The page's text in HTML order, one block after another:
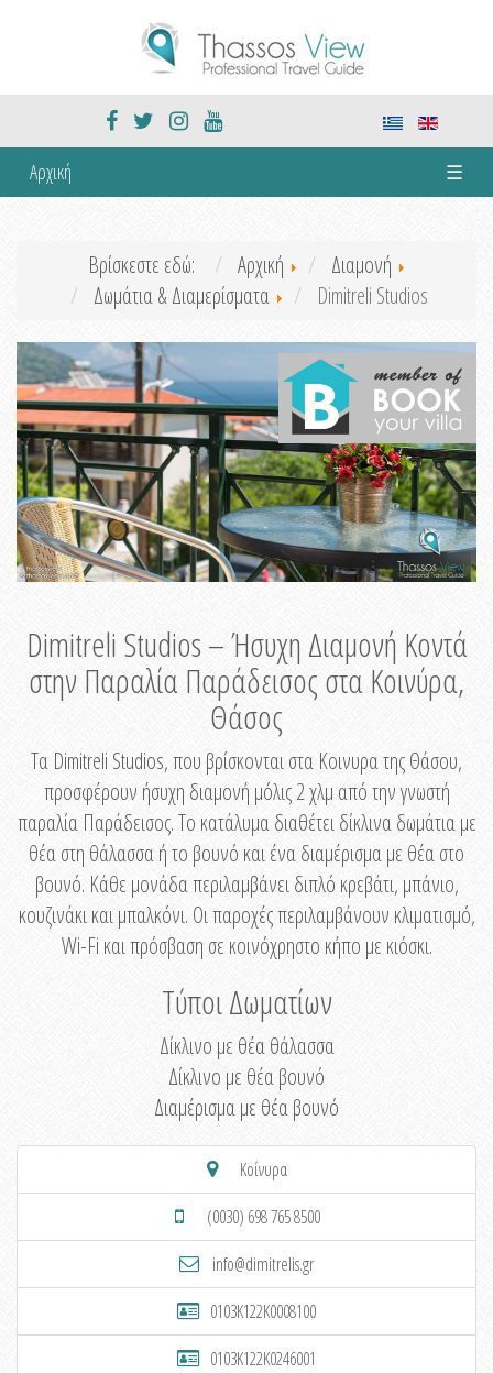
Αρχική ☰
Βρίσκεστε εδώ: Αρχική
Διαμονή
Δωμάτια & Διαμερίσματα
Dimitreli Studios
Dimitreli Studios – Ήσυχη Διαμονή Κοντά
στην Παραλία Παράδεισος στα Κοινύρα,
Θάσος
Τα Dimitreli Studios, που βρίσκονται στα Κοινυρα της Θάσου,
προσφέρουν ήσυχη διαμονή μόλις 2 χλμ από την γνωστή
παραλία Παράδεισος. Το κατάλυμα διαθέτει δίκλινα δωμάτια με
θέα στη θάλασσα ή το βουνό και ένα διαμέρισμα με θέα στο
βουνό. Κάθε μονάδα περιλαμβάνει διπλό κρεβάτι, μπάνιο,
κουζινάκι και μπαλκόνι. Οι παροχές περιλαμβάνουν κλιματισμό,
Wi-Fi και πρόσβαση σε κοινόχρηστο κήπο με κιόσκι.
Τύποι Δωματίων
Δίκλινο με θέα θάλασσα
Δίκλινο με θέα βουνό
Διαμέρισμα με θέα βουνό
Κοίνυρα
(0030) 698 765 8500
info@dimitrelis.gr
0103K122K0008100
0103K122K0246001